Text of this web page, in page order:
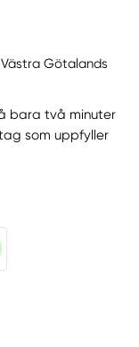
Götalands
bara två minuter
som uppfyller